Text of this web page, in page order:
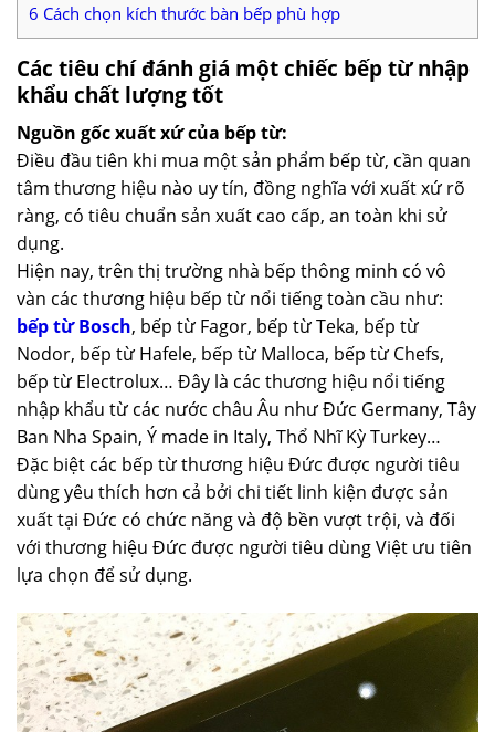
6 Cách chọn kích thước bàn bếp phù hợp
Các tiêu chí đánh giá một chiếc bếp từ nhập
khẩu chất lượng tốt
Nguồn gốc xuất xứ của bếp từ:
Điều đầu tiên khi mua một sản phẩm bếp từ, cần quan
tâm thương hiệu nào uy tín, đồng nghĩa với xuất xứ rõ
ràng, có tiêu chuẩn sản xuất cao cấp, an toàn khi sử
dụng.
Hiện nay, trên thị trường nhà bếp thông minh có vô
vàn các thương hiệu bếp từ nổi tiếng toàn cầu như:
bếp từ Bosch, bếp từ Fagor, bếp từ Teka, bếp từ
Nodor, bếp từ Hafele, bếp từ Malloca, bếp từ Chefs,
bếp từ Electrolux… Đây là các thương hiệu nổi tiếng
nhập khẩu từ các nước châu Âu như Đức Germany, Tây
Ban Nha Spain, Ý made in Italy, Thổ Nhĩ Kỳ Turkey…
Đặc biệt các bếp từ thương hiệu Đức được người tiêu
dùng yêu thích hơn cả bởi chi tiết linh kiện được sản
xuất tại Đức có chức năng và độ bền vượt trội, và đối
với thương hiệu Đức được người tiêu dùng Việt ưu tiên
lựa chọn để sử dụng.